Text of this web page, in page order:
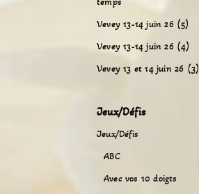
Vevey 13-14 juin 26 (5)
Vevey 13-14 juin 26 (4)
Vevey 13 et 14 juin 26 (3)
Jeux/Défis
Jeux/Défis
ABC
Avec vos 10 doigts